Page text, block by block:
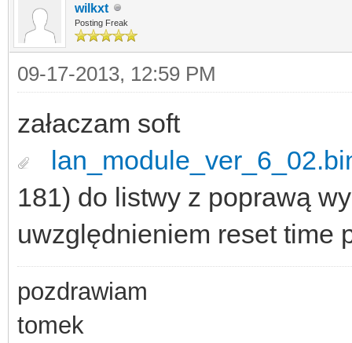
wilkxt
Posting Freak
09-17-2013, 12:59 PM
załaczam soft
181) do listwy z poprawą
uwzględnieniem reset time
pozdrawiam
tomek